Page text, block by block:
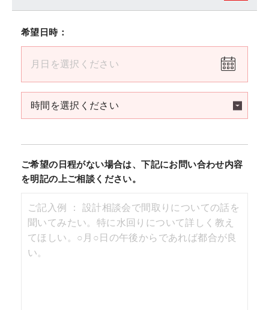
希望日時：
ご希望の日程がない場合は、下記にお問い合わせ内容
を明記の上ご相談ください。